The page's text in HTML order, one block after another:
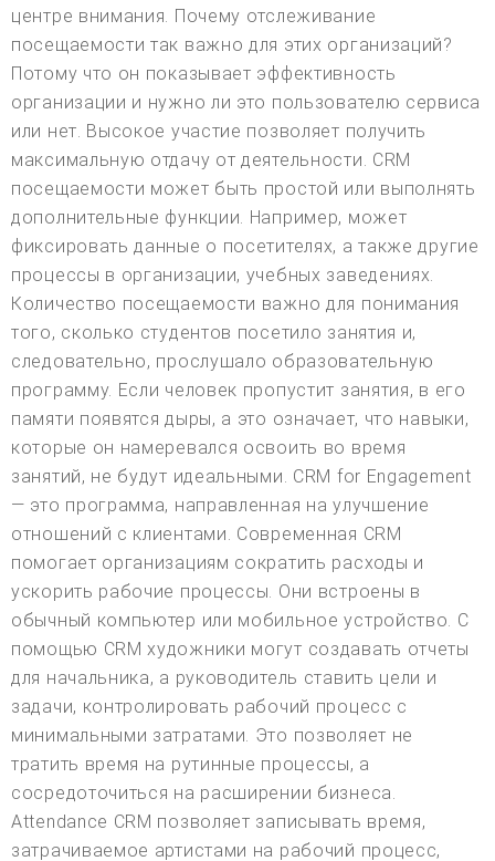
центре внимания. Почему отслеживание
посещаемости так важно для этих организаций?
Потому что он показывает эффективность
организации и нужно ли это пользователю сервиса
или нет. Высокое участие позволяет получить
максимальную отдачу от деятельности. CRM
посещаемости может быть простой или выполнять
дополнительные функции. Например, может
фиксировать данные о посетителях, а также другие
процессы в организации, учебных заведениях.
Количество посещаемости важно для понимания
того, сколько студентов посетило занятия и,
следовательно, прослушало образовательную
программу. Если человек пропустит занятия, в его
памяти появятся дыры, а это означает, что навыки,
которые он намеревался освоить во время
занятий, не будут идеальными. CRM for Engagement
— это программа, направленная на улучшение
отношений с клиентами. Современная CRM
помогает организациям сократить расходы и
ускорить рабочие процессы. Они встроены в
обычный компьютер или мобильное устройство. С
помощью CRM художники могут создавать отчеты
для начальника, а руководитель ставить цели и
задачи, контролировать рабочий процесс с
минимальными затратами. Это позволяет не
тратить время на рутинные процессы, а
сосредоточиться на расширении бизнеса.
Attendance CRM позволяет записывать время,
затрачиваемое артистами на рабочий процесс,